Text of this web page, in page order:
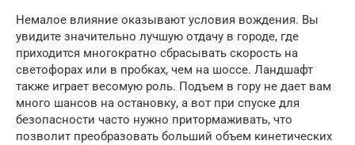
Немалое влияние оказывают условия вождения. Вы
увидите значительно лучшую отдачу в городе, где
приходится многократно сбрасывать скорость на
светофорах или в пробках, чем на шоссе. Ландшафт
также играет весомую роль. Подъем в гору не дает вам
много шансов на остановку, а вот при спуске для
безопасности часто нужно притормаживать, что
позволит преобразовать больший объем кинетических